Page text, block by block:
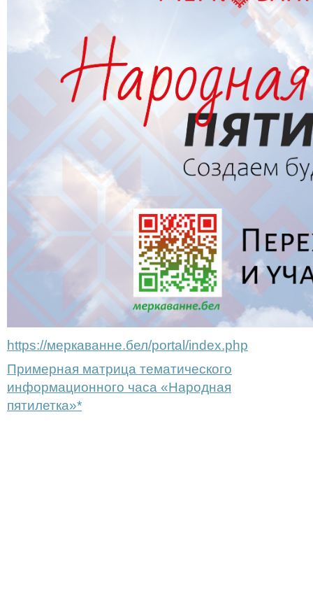
https://меркаванне.бел/portal/index.php
Примерная матрица тематического
информационного часа «Народная
пятилетка»*